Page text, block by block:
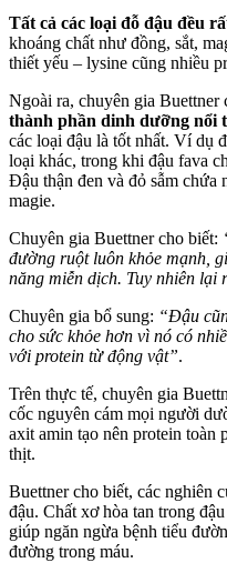
Tất cả các loại đỗ đậu đều
khoáng chất như đồng, sắt,
thiết yếu – lysine cũng nhiều
Ngoài ra, chuyên gia Buettner
thành phần dinh dưỡng nổi
các loại đậu là tốt nhất. Ví dụ
loại khác, trong khi đậu fava
Đậu thận đen và đỏ sẫm chứa
magie.
Chuyên gia Buettner cho biết:
đường ruột luôn khỏe mạnh,
năng miễn dịch. Tuy nhiên
Chuyên gia bổ sung: “Đậu
cho sức khỏe hơn vì nó có
với protein từ động vật”.
Trên thực tế, chuyên gia
cốc nguyên cám mọi người
axit amin tạo nên protein toàn
thịt.
Buettner cho biết, các nghiên
đậu. Chất xơ hòa tan trong
giúp ngăn ngừa bệnh tiểu
đường trong máu.